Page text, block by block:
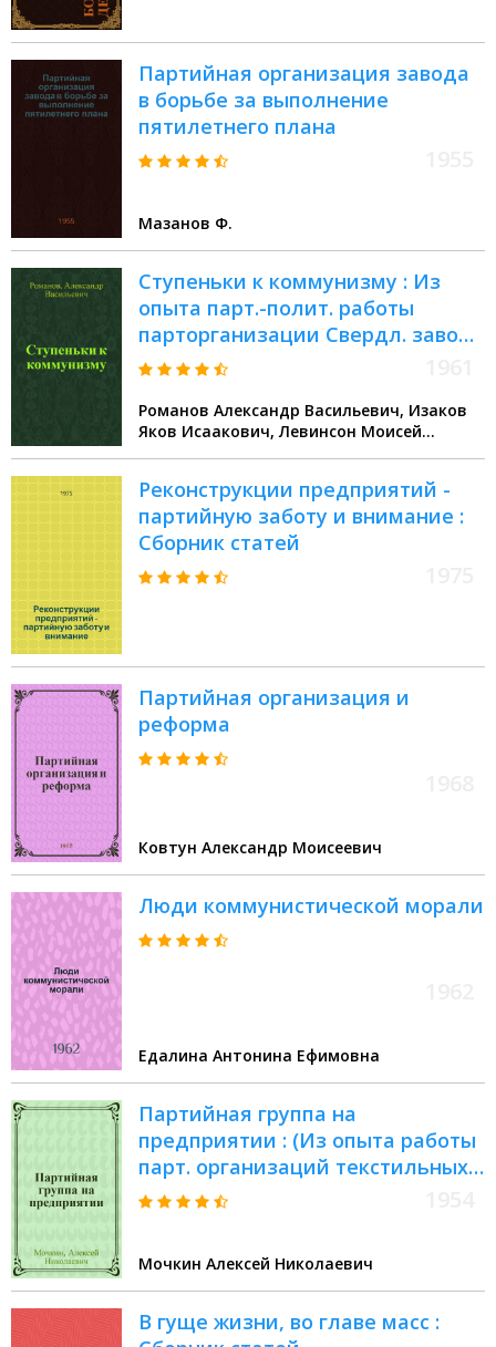
Партийная организация завода
в борьбе за выполнение
пятилетнего плана
Мазанов Ф.
Ступеньки к коммунизму : Из
опыта парт.-полит. работы
парторганизации Свердл. завода
мед. препаратов
Романов Александр Васильевич, Изаков
Яков Исаакович, Левинсон Моисей
Реконструкции предприятий -
партийную заботу и внимание :
Сборник статей
Партийная организация и
реформа
Ковтун Александр Моисеевич
Люди коммунистической морали
Едалина Антонина Ефимовна
Партийная группа на
предприятии : (Из опыта работы
парт. организаций текстильных
предприятий Иван. обл.)
Мочкин Алексей Николаевич
В гуще жизни, во главе масс :